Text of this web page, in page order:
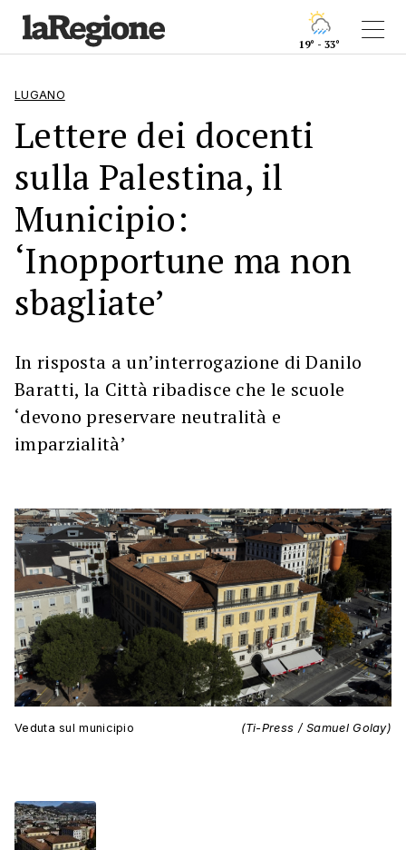
19° - 33°
LUGANO
Lettere dei docenti
sulla Palestina, il
Municipio:
‘Inopportune ma non
sbagliate’
In risposta a un’interrogazione di Danilo
Baratti, la Città ribadisce che le scuole
‘devono preservare neutralità e
imparzialità’
Veduta sul municipio (Ti-Press / Samuel Golay)